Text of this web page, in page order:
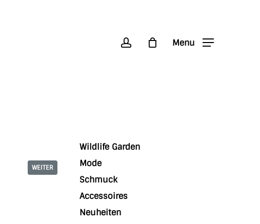
Menu
WEITER
Wildlife Garden
Mode
Schmuck
Accessoires
Neuheiten